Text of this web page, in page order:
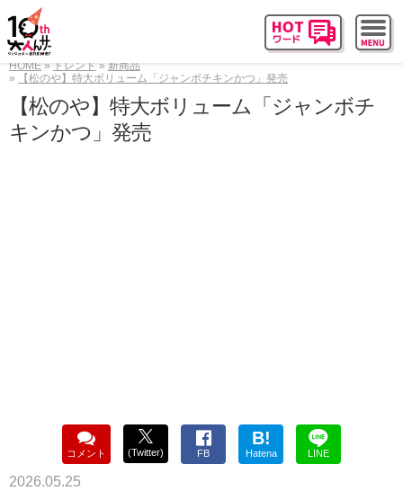
HOME トレンド
新商品
【松のや】特大ボリューム「ジャンボチキンかつ」発売
【松のや】特大ボリューム「ジャンボチ
キンかつ」発売
コメント (Twitter) FB
B!
Hatena LINE
2026.05.25